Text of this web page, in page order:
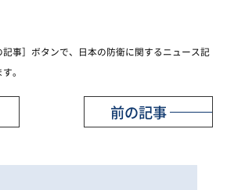
事］ボタンで、日本の防衛に関するニュース記
。
前の記事